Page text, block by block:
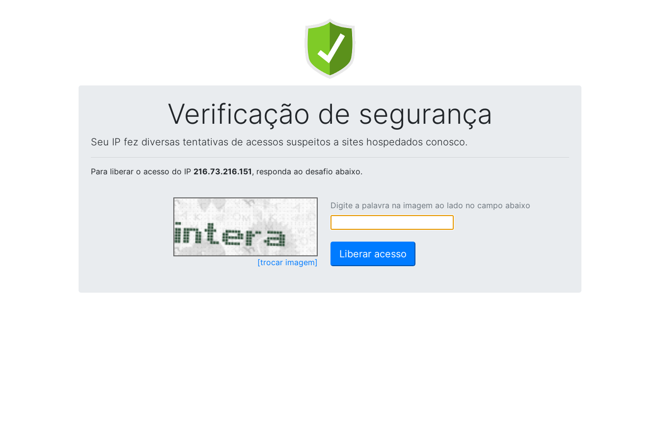
Verificação de segurança
Seu IP fez diversas tentativas de acessos suspeitos a sites hospedados conosco.
Para liberar o acesso do IP 216.73.216.151, responda ao desafio abaixo.
[trocar imagem]
Digite a palavra na imagem ao lado no campo abaixo